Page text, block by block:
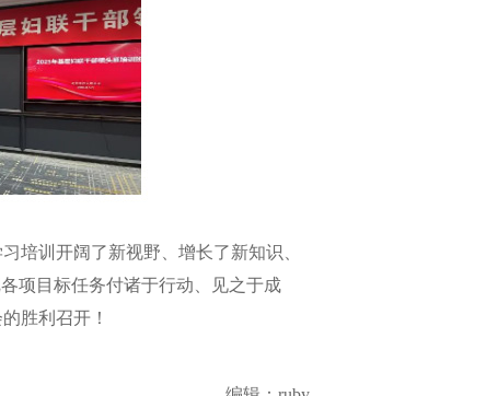
训开阔了新视野、增长了新知识、
项目标任务付诸于行动、见之于成
胜利召开！